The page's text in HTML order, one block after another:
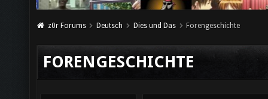
z0r Forums Deutsch Dies und Das Forengeschichte
FORENGESCHICHTE